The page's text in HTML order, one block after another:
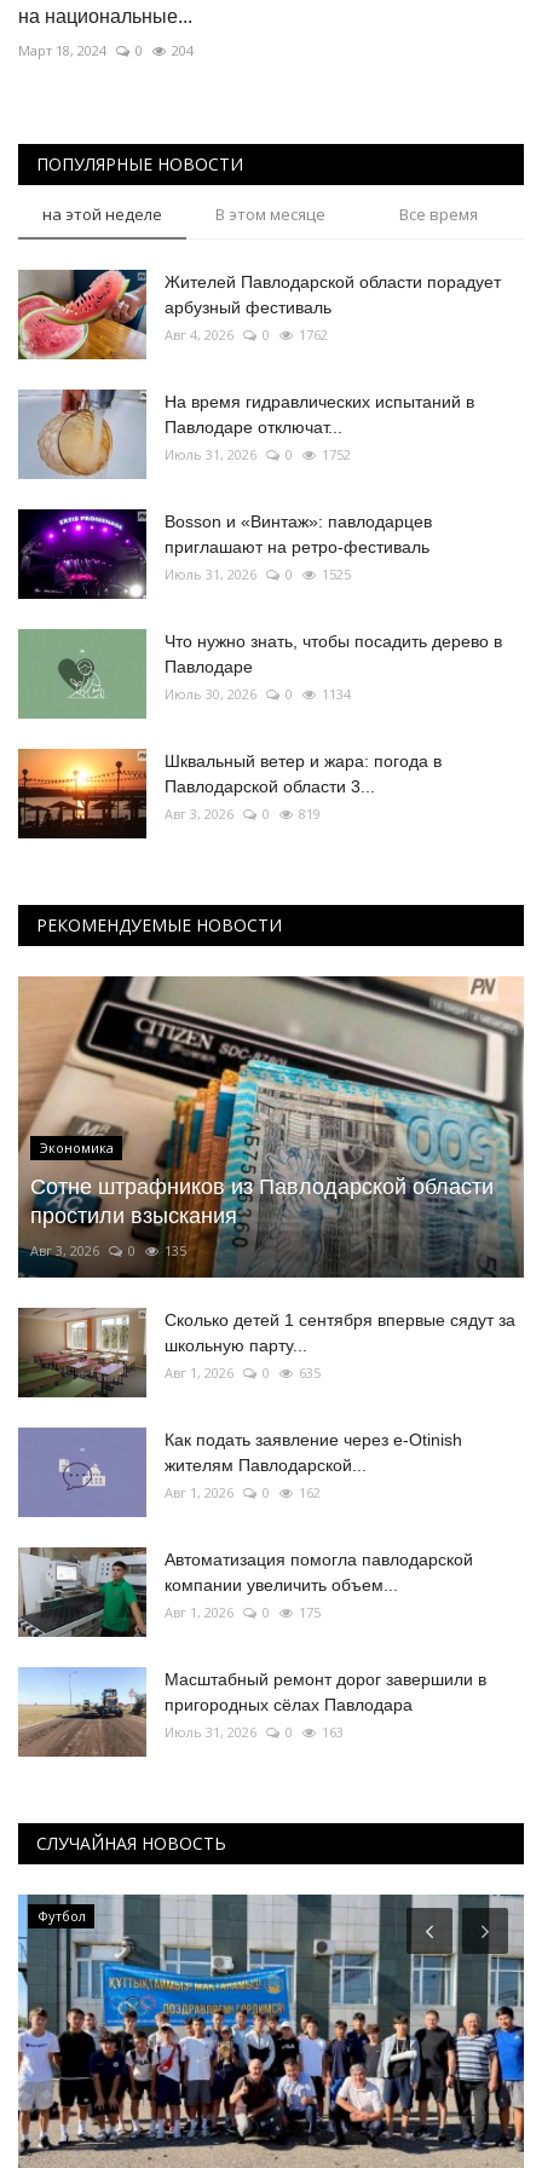
на национальные...
Март 18, 2024 0 204
ПОПУЛЯРНЫЕ НОВОСТИ
на этой неделе В этом месяце Все время
Жителей Павлодарской области порадует
арбузный фестиваль
Авг 4, 2026 0 1762
На время гидравлических испытаний в
Павлодаре отключат...
Июль 31, 2026 0 1752
Bosson и «Винтаж»: павлодарцев
приглашают на ретро-фестиваль
Июль 31, 2026 0 1525
Что нужно знать, чтобы посадить дерево в
Павлодаре
Июль 30, 2026 0 1134
Шквальный ветер и жара: погода в
Павлодарской области 3...
Авг 3, 2026 0 819
РЕКОМЕНДУЕМЫЕ НОВОСТИ
Экономика
Сотне штрафников из Павлодарской области
простили взыскания
Авг 3, 2026 0 135
Сколько детей 1 сентября впервые сядут за
школьную парту...
Авг 1, 2026 0 635
Как подать заявление через e-Otinish
жителям Павлодарской...
Авг 1, 2026 0 162
Автоматизация помогла павлодарской
компании увеличить объем...
Авг 1, 2026 0 175
Масштабный ремонт дорог завершили в
пригородных сёлах Павлодара
Июль 31, 2026 0 163
СЛУЧАЙНАЯ НОВОСТЬ
Футбол